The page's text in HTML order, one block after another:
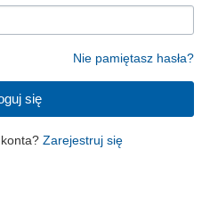
Nie pamiętasz hasła?
się
Zarejestruj się